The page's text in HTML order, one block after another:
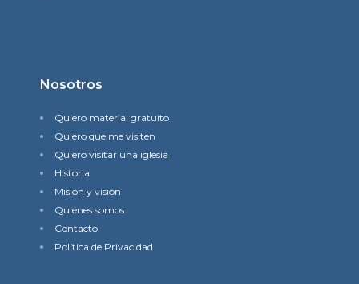
Nosotros
Quiero material gratuito
Quiero que me visiten
Quiero visitar una iglesia
Historia
Misión y visión
Quiénes somos
Contacto
Política de Privacidad